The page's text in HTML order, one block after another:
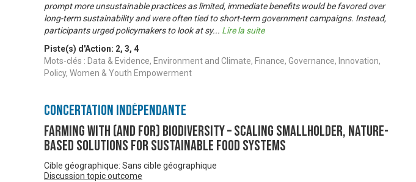
prompt more unsustainable practices as limited, immediate benefits would be favored over
long-term sustainability and were often tied to short-term government campaigns. Instead,
participants urged policymakers to look at sy... Lire la suite
Piste(s) d'Action: 2, 3, 4
Mots-clés : Data & Evidence, Environment and Climate, Finance, Governance, Innovation,
Policy, Women & Youth Empowerment
Concertation Indépendante
FARMING WITH (AND FOR) BIODIVERSITY – Scaling smallholder, nature-
based solutions for sustainable food systems
Cible géographique: Sans cible géographique
Discussion topic outcome